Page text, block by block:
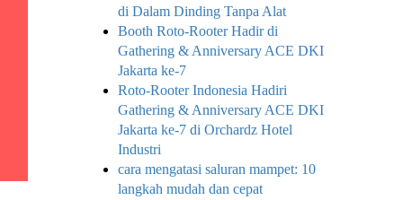
di Dalam Dinding Tanpa Alat
Booth Roto-Rooter Hadir di
Gathering & Anniversary ACE DKI
Jakarta ke-7
Roto-Rooter Indonesia Hadiri
Gathering & Anniversary ACE DKI
Jakarta ke-7 di Orchardz Hotel
Industri
cara mengatasi saluran mampet: 10
langkah mudah dan cepat